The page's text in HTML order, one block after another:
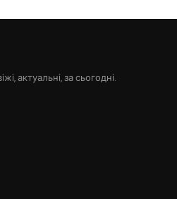
актуальні, за сьогодні.